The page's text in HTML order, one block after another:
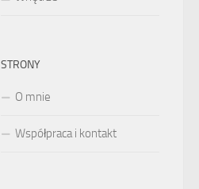
STRONY
O mnie
Współpraca i kontakt